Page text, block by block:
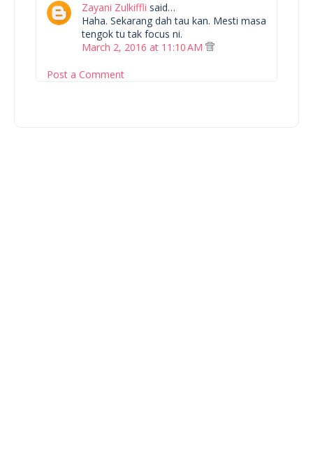
Zayani Zulkiffli said…
Haha. Sekarang dah tau kan. Mesti masa
tengok tu tak focus ni.
March 2, 2016 at 11:10 AM
Post a Comment